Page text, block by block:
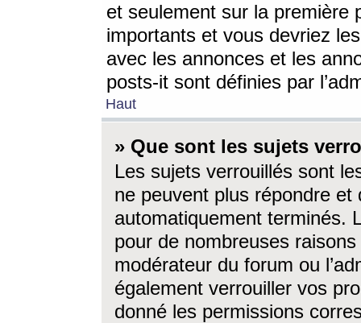
et seulement sur la première
importants et vous devriez
avec les annonces et les
posts-it sont définies par
Haut
» Que sont les sujets
Les sujets verrouillés sont
ne peuvent plus répondre
automatiquement terminés.
pour de nombreuses
modérateur du forum ou
également verrouiller vos
donné les permissions